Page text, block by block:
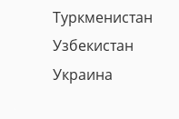
Туркменистан
Узбекистан
Украина